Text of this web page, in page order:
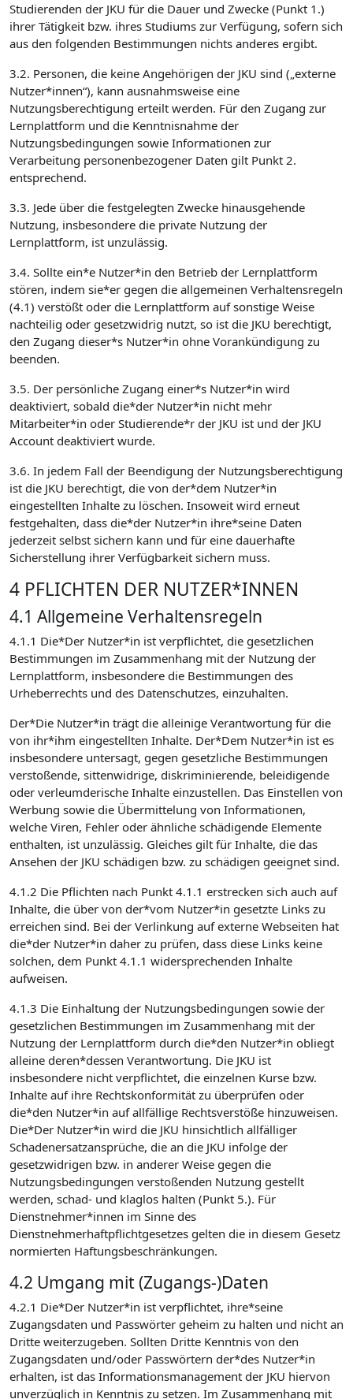
Studierenden der JKU für die Dauer und Zwecke (Punkt 1.)
ihrer Tätigkeit bzw. ihres Studiums zur Verfügung, sofern sich
aus den folgenden Bestimmungen nichts anderes ergibt.
3.2. Personen, die keine Angehörigen der JKU sind („externe
Nutzer*innen“), kann ausnahmsweise eine
Nutzungsberechtigung erteilt werden. Für den Zugang zur
Lernplattform und die Kenntnisnahme der
Nutzungsbedingungen sowie Informationen zur
Verarbeitung personenbezogener Daten gilt Punkt 2.
entsprechend.
3.3. Jede über die festgelegten Zwecke hinausgehende
Nutzung, insbesondere die private Nutzung der
Lernplattform, ist unzulässig.
3.4. Sollte ein*e Nutzer*in den Betrieb der Lernplattform
stören, indem sie*er gegen die allgemeinen Verhaltensregeln
(4.1) verstößt oder die Lernplattform auf sonstige Weise
nachteilig oder gesetzwidrig nutzt, so ist die JKU berechtigt,
den Zugang dieser*s Nutzer*in ohne Vorankündigung zu
beenden.
3.5. Der persönliche Zugang einer*s Nutzer*in wird
deaktiviert, sobald die*der Nutzer*in nicht mehr
Mitarbeiter*in oder Studierende*r der JKU ist und der JKU
Account deaktiviert wurde.
3.6. In jedem Fall der Beendigung der Nutzungsberechtigung
ist die JKU berechtigt, die von der*dem Nutzer*in
eingestellten Inhalte zu löschen. Insoweit wird erneut
festgehalten, dass die*der Nutzer*in ihre*seine Daten
jederzeit selbst sichern kann und für eine dauerhafte
Sicherstellung ihrer Verfügbarkeit sichern muss.
4 PFLICHTEN DER NUTZER*INNEN
4.1 Allgemeine Verhaltensregeln
4.1.1 Die*Der Nutzer*in ist verpflichtet, die gesetzlichen
Bestimmungen im Zusammenhang mit der Nutzung der
Lernplattform, insbesondere die Bestimmungen des
Urheberrechts und des Datenschutzes, einzuhalten.
Der*Die Nutzer*in trägt die alleinige Verantwortung für die
von ihr*ihm eingestellten Inhalte. Der*Dem Nutzer*in ist es
insbesondere untersagt, gegen gesetzliche Bestimmungen
verstoßende, sittenwidrige, diskriminierende, beleidigende
oder verleumderische Inhalte einzustellen. Das Einstellen von
Werbung sowie die Übermittelung von Informationen,
welche Viren, Fehler oder ähnliche schädigende Elemente
enthalten, ist unzulässig. Gleiches gilt für Inhalte, die das
Ansehen der JKU schädigen bzw. zu schädigen geeignet sind.
4.1.2 Die Pflichten nach Punkt 4.1.1 erstrecken sich auch auf
Inhalte, die über von der*vom Nutzer*in gesetzte Links zu
erreichen sind. Bei der Verlinkung auf externe Webseiten hat
die*der Nutzer*in daher zu prüfen, dass diese Links keine
solchen, dem Punkt 4.1.1 widersprechenden Inhalte
aufweisen.
4.1.3 Die Einhaltung der Nutzungsbedingungen sowie der
gesetzlichen Bestimmungen im Zusammenhang mit der
Nutzung der Lernplattform durch die*den Nutzer*in obliegt
alleine deren*dessen Verantwortung. Die JKU ist
insbesondere nicht verpflichtet, die einzelnen Kurse bzw.
Inhalte auf ihre Rechtskonformität zu überprüfen oder
die*den Nutzer*in auf allfällige Rechtsverstöße hinzuweisen.
Die*Der Nutzer*in wird die JKU hinsichtlich allfälliger
Schadenersatzansprüche, die an die JKU infolge der
gesetzwidrigen bzw. in anderer Weise gegen die
Nutzungsbedingungen verstoßenden Nutzung gestellt
werden, schad- und klaglos halten (Punkt 5.). Für
Dienstnehmer*innen im Sinne des
Dienstnehmerhaftpflichtgesetzes gelten die in diesem Gesetz
normierten Haftungsbeschränkungen.
4.2 Umgang mit (Zugangs-)Daten
4.2.1 Die*Der Nutzer*in ist verpflichtet, ihre*seine
Zugangsdaten und Passwörter geheim zu halten und nicht an
Dritte weiterzugeben. Sollten Dritte Kenntnis von den
Zugangsdaten und/oder Passwörtern der*des Nutzer*in
erhalten, ist das Informationsmanagement der JKU hiervon
unverzüglich in Kenntnis zu setzen. Im Zusammenhang mit